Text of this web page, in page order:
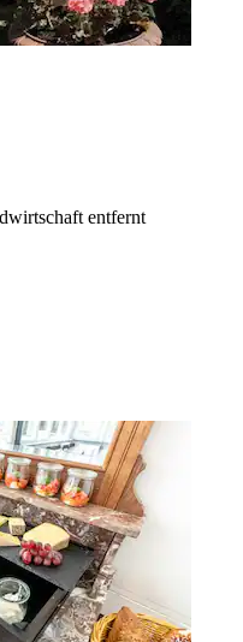
entfernt